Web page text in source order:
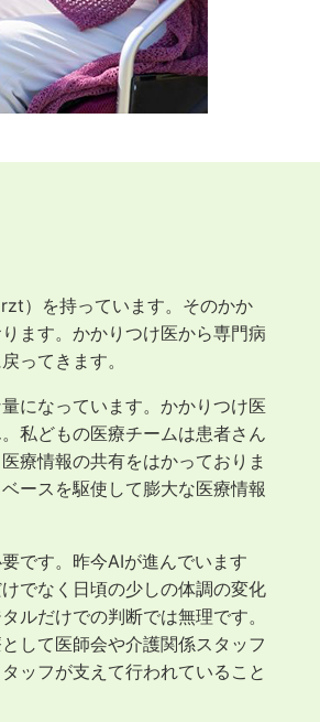
）を持っています。そのかか
ます。かかりつけ医から専門病
ってきます。
になっています。かかりつけ医
私どもの医療チームは患者さん
療情報の共有をはかっておりま
ースを駆使して膨大な医療情報
です。昨今AIが進んでいます
でなく日頃の少しの体調の変化
ルだけでの判断では無理です。
して医師会や介護関係スタッフ
ッフが支えて行われていること